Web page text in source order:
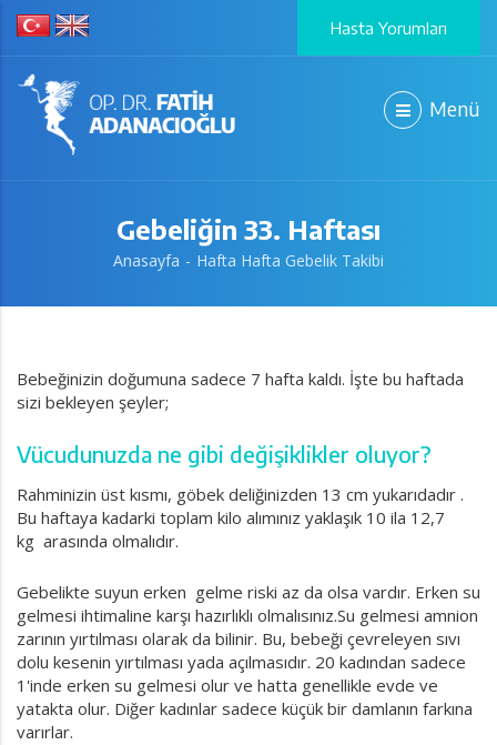
Hasta Yorumları
Menü
Gebeliğin 33. Haftası
Anasayfa Hafta Hafta Gebelik Takibi
Bebeğinizin doğumuna sadece 7 hafta kaldı. İşte bu haftada
sizi bekleyen şeyler;
Vücudunuzda ne gibi değişiklikler oluyor?
Rahminizin üst kısmı, göbek deliğinizden 13 cm yukarıdadır .
Bu haftaya kadarki toplam kilo alımınız yaklaşık 10 ila 12,7
kg arasında olmalıdır.
Gebelikte suyun erken gelme riski az da olsa vardır. Erken su
gelmesi ihtimaline karşı hazırlıklı olmalısınız.Su gelmesi amnion
zarının yırtılması olarak da bilinir. Bu, bebeği çevreleyen sıvı
dolu kesenin yırtılması yada açılmasıdır. 20 kadından sadece
1'inde erken su gelmesi olur ve hatta genellikle evde ve
yatakta olur. Diğer kadınlar sadece küçük bir damlanın farkına
varırlar.